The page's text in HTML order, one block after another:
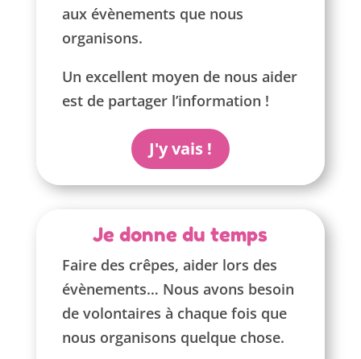
aux évènements que nous
organisons.
Un excellent moyen de nous aider
est de partager l’information !
J'y vais !
Je donne du temps
Faire des crêpes, aider lors des
évènements… Nous avons besoin
de volontaires à chaque fois que
nous organisons quelque chose.